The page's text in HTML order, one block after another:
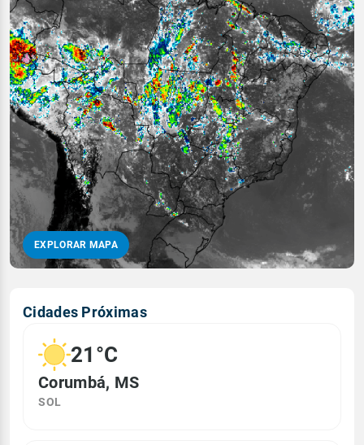
EXPLORAR MAPA
Cidades Próximas
21°C
Corumbá, MS
SOL